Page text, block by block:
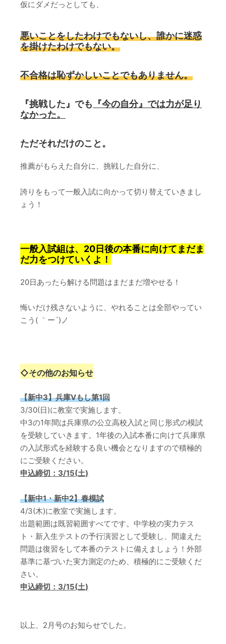
仮にダメだっとしても、
悪いことをしたわけでもないし、誰かに迷惑
を掛けたわけでもない。
不合格は恥ずかしいことでもありません。
『挑戦した』でも 『今の自分』では力が足り
なかった。
ただそれだけのこと。
推薦がもらえた自分に、挑戦した自分に、
誇りをもって一般入試に向かって切り替えていきまし
ょう！
一般入試組は、20日後の本番に向けてまだま
だ力をつけていくよ！
20日あったら解ける問題はまだまだ増やせる！
悔いだけ残さないように、やれることは全部やってい
こう( ｀ー´)ノ
◇その他のお知らせ
【新中3】兵庫Vもし第1回
3/30(日)に教室で実施します。
中3の1年間は兵庫県の公立高校入試と同じ形式の模試
を受験していきます。1年後の入試本番に向けて兵庫県
の入試形式を経験する良い機会となりますので積極的
にご受験ください。
申込締切：3/15(土)
【新中1・新中2】春模試
4/3(木)に教室で実施します。
出題範囲は既習範囲すべてです。中学校の実力テス
ト・新入生テストの予行演習として受験し、間違えた
問題は復習をして本番のテストに備えましょう！外部
基準に基づいた実力測定のため、積極的にご受験くだ
さい。
申込締切：3/15(土)
以上、2月号のお知らせでした。